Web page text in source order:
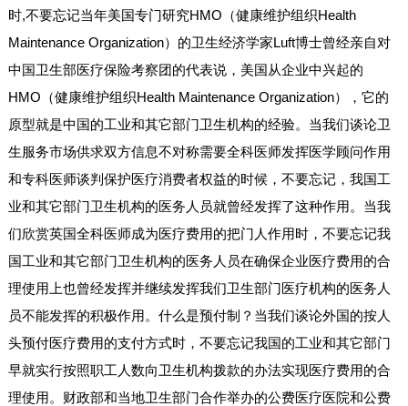
时,不要忘记当年美国专门研究HMO（健康维护组织Health
Maintenance Organization）的卫生经济学家Luft博士曾经亲自对
中国卫生部医疗保险考察团的代表说，美国从企业中兴起的
HMO（健康维护组织Health Maintenance Organization），它的
原型就是中国的工业和其它部门卫生机构的经验。当我们谈论卫
生服务市场供求双方信息不对称需要全科医师发挥医学顾问作用
和专科医师谈判保护医疗消费者权益的时候，不要忘记，我国工
业和其它部门卫生机构的医务人员就曾经发挥了这种作用。当我
们欣赏英国全科医师成为医疗费用的把门人作用时，不要忘记我
国工业和其它部门卫生机构的医务人员在确保企业医疗费用的合
理使用上也曾经发挥并继续发挥我们卫生部门医疗机构的医务人
员不能发挥的积极作用。什么是预付制？当我们谈论外国的按人
头预付医疗费用的支付方式时，不要忘记我国的工业和其它部门
早就实行按照职工人数向卫生机构拨款的办法实现医疗费用的合
理使用。财政部和当地卫生部门合作举办的公费医疗医院和公费